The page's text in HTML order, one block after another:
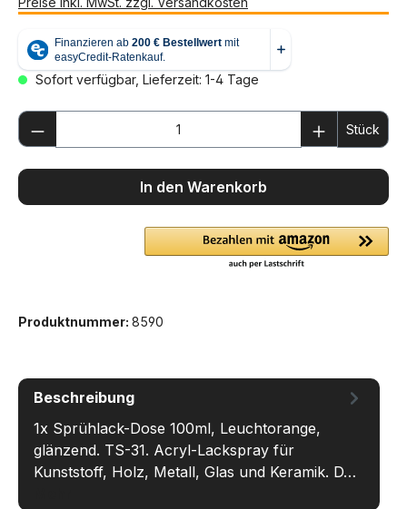
Sofort verfügbar, Lieferzeit: 1-4 Tage
Produkt Anzahl: Gib den gewünschten
Stück
In den Warenkorb
Produktnummer: 8590
Beschreibung
1x Sprühlack-Dose 100ml, Leuchtorange,
glänzend. TS-31. Acryl-Lackspray für
Kunststoff, Holz, Metall, Glas und Keramik. D…